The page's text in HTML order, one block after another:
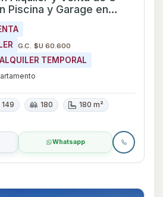
Piscina y Garage en
G.C. $U 60.600
ALQUILER TEMPORAL
149 180
180 m²
Whatsapp